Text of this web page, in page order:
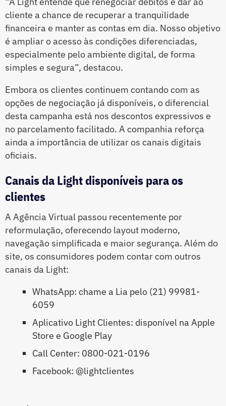
cliente a chance de recuperar a tranquilidade
financeira e manter as contas em dia. Nosso objetivo
é ampliar o acesso às condições diferenciadas,
especialmente pelo ambiente digital, de forma
simples e segura”, destacou.
Embora os clientes continuem contando com as
opções de negociação já disponíveis, o diferencial
desta campanha está nos descontos expressivos e
no parcelamento facilitado. A companhia reforça
ainda a importância de utilizar os canais digitais
oficiais.
Canais da Light disponíveis para os
clientes
A Agência Virtual passou recentemente por
reformulação, oferecendo layout moderno,
navegação simplificada e maior segurança. Além do
site, os consumidores podem contar com outros
canais da Light:
WhatsApp: chame a Lia pelo (21) 99981-
6059
Aplicativo Light Clientes: disponível na Apple
Store e Google Play
Call Center: 0800-021-0196
Facebook: @lightclientes